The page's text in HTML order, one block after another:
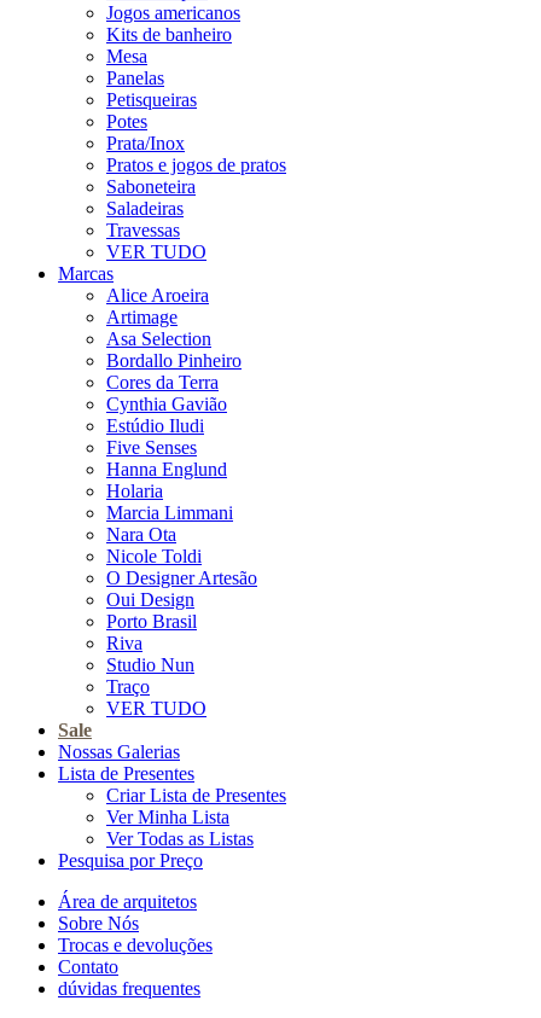
Jogos americanos
Kits de banheiro
Mesa
Panelas
Petisqueiras
Potes
Prata/Inox
Pratos e jogos de pratos
Saboneteira
Saladeiras
Travessas
VER TUDO
Marcas
Alice Aroeira
Artimage
Asa Selection
Bordallo Pinheiro
Cores da Terra
Cynthia Gavião
Estúdio Iludi
Five Senses
Hanna Englund
Holaria
Marcia Limmani
Nara Ota
Nicole Toldi
O Designer Artesão
Oui Design
Porto Brasil
Riva
Studio Nun
Traço
VER TUDO
Sale
Nossas Galerias
Lista de Presentes
Criar Lista de Presentes
Ver Minha Lista
Ver Todas as Listas
Pesquisa por Preço
Área de arquitetos
Sobre Nós
Trocas e devoluções
Contato
dúvidas frequentes